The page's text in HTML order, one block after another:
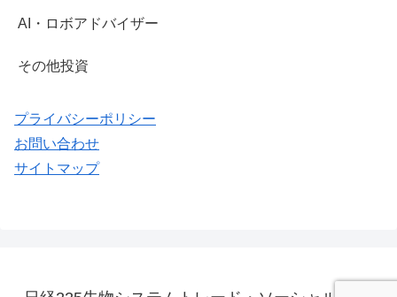
AI・ロボアドバイザー
その他投資
プライバシーポリシー
お問い合わせ
サイトマップ